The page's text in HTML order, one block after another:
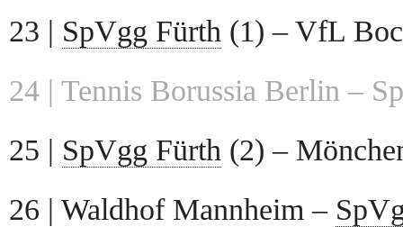
23 | SpVgg Fürth (1) – VfL
24 | Tennis Borussia Berlin –
25 | SpVgg Fürth (2) –
26 | Waldhof Mannheim –